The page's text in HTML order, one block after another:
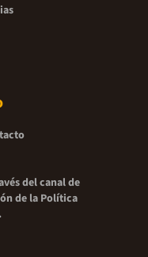
del canal de
de la Política